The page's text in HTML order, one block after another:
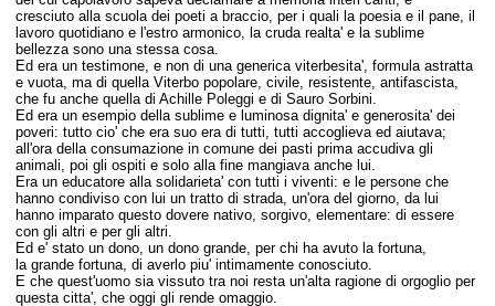
cresciuto alla scuola dei poeti a braccio, per i quali la poesia e il pane, il
lavoro quotidiano e l'estro armonico, la cruda realta' e la sublime
bellezza sono una stessa cosa.
Ed era un testimone, e non di una generica viterbesita', formula astratta
e vuota, ma di quella Viterbo popolare, civile, resistente, antifascista,
che fu anche quella di Achille Poleggi e di Sauro Sorbini.
Ed era un esempio della sublime e luminosa dignita' e generosita' dei
poveri: tutto cio' che era suo era di tutti, tutti accoglieva ed aiutava;
all'ora della consumazione in comune dei pasti prima accudiva gli
animali, poi gli ospiti e solo alla fine mangiava anche lui.
Era un educatore alla solidarieta' con tutti i viventi: e le persone che
hanno condiviso con lui un tratto di strada, un'ora del giorno, da lui
hanno imparato questo dovere nativo, sorgivo, elementare: di essere
con gli altri e per gli altri.
Ed e' stato un dono, un dono grande, per chi ha avuto la fortuna,
la grande fortuna, di averlo piu' intimamente conosciuto.
E che quest'uomo sia vissuto tra noi resta un'alta ragione di orgoglio per
questa citta', che oggi gli rende omaggio.